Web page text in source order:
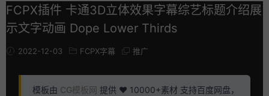
FCPX插件 卡通3D立体效果字幕综艺标题介绍展
示文字动画 Dope Lower Thirds
2022-12-03 FCPX字幕 推广
模板由 CG模板网 提供 ❤️ 10000+素材 支持百度网盘，